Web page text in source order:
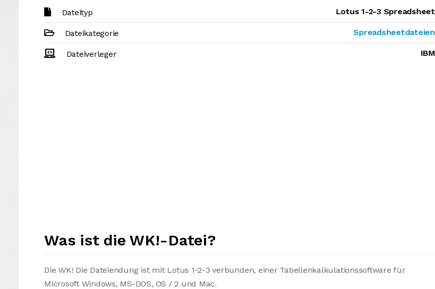
Dateityp Lotus 1-2-3 Spreadsheet
Dateikategorie Spreadsheetdateien
Dateiverleger IBM
Was ist die WK!-Datei?
Die WK! Die Dateiendung ist mit Lotus 1-2-3 verbunden, einer Tabellenkalkulationssoftware für
Microsoft Windows, MS-DOS, OS / 2 und Mac.